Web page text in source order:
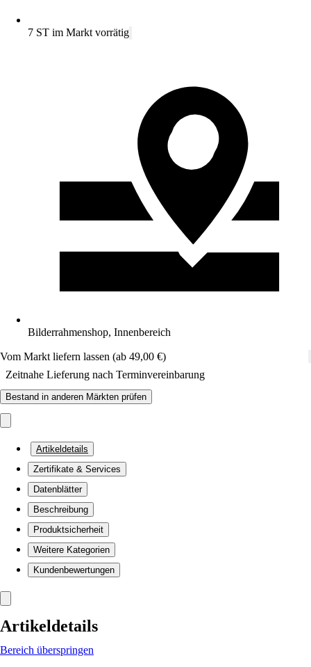
7 ST im Markt vorrätig
Bilderrahmenshop, Innenbereich
Vom Markt liefern lassen (ab 49,00 €)
Zeitnahe Lieferung nach Terminvereinbarung
Bestand in anderen Märkten prüfen
Artikeldetails
Zertifikate & Services
Datenblätter
Beschreibung
Produktsicherheit
Weitere Kategorien
Kundenbewertungen
Artikeldetails
Bereich überspringen